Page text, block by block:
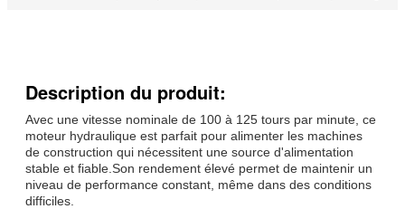
Description du produit:
Avec une vitesse nominale de 100 à 125 tours par minute, ce
moteur hydraulique est parfait pour alimenter les machines
de construction qui nécessitent une source d'alimentation
stable et fiable.Son rendement élevé permet de maintenir un
niveau de performance constant, même dans des conditions
difficiles.